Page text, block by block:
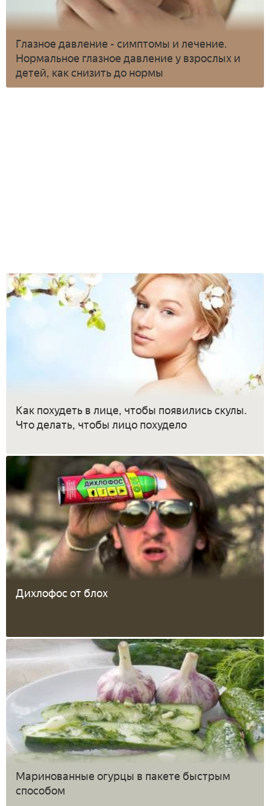
Глазное давление - симптомы и лечение.
Нормальное глазное давление у взрослых и
детей, как снизить до нормы
Как похудеть в лице, чтобы появились скулы.
Что делать, чтобы лицо похудело
Дихлофос от блох
Маринованные огурцы в пакете быстрым
способом